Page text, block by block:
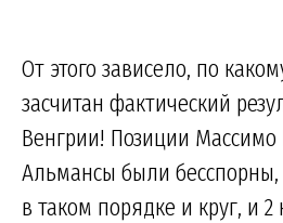
От этого зависело, по
засчитан фактический
Венгрии! Позиции
Альмансы были
в таком порядке и круг, и 2